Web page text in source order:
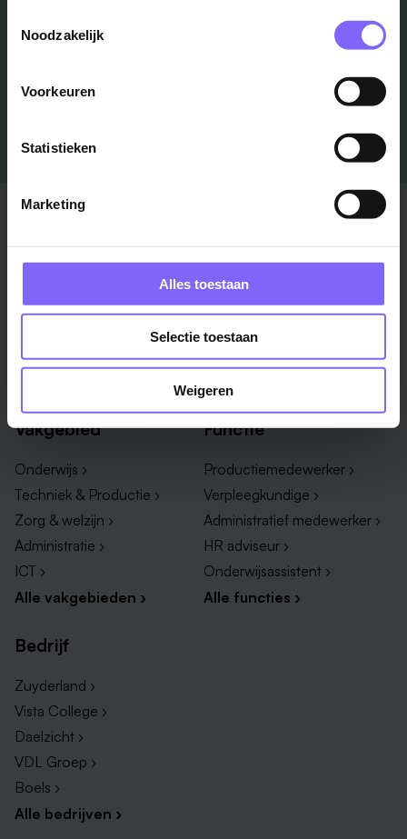
Noodzakelijk
Voorkeuren
Statistieken
Marketing
Alles toestaan
Selectie toestaan
Weigeren
Stad
Heerlen ›
Weert ›
Midden-Limburg ›
Noord-Limburg ›
Alle regio's ›
Vakgebied
Onderwijs ›
Techniek & Productie ›
Zorg & welzijn ›
Administratie ›
ICT ›
Alle vakgebieden ›
Functie
Productiemedewerker ›
Verpleegkundige ›
Administratief medewerker ›
HR adviseur ›
Onderwijsassistent ›
Alle functies ›
Bedrijf
Zuyderland ›
Vista College ›
Daelzicht ›
VDL Groep ›
Boels ›
Alle bedrijven ›